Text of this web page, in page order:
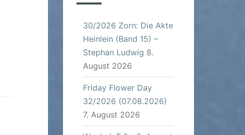
30/2026 Zorn: Die Akte
Heinlein (Band 15) –
Stephan Ludwig 8.
August 2026
Friday Flower Day
32/2026 (07.08.2026)
7. August 2026